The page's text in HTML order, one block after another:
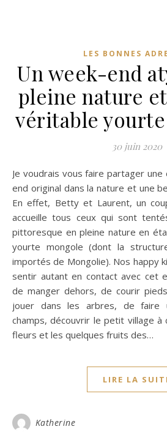
LES BONNES
Un week-end
pleine nature
véritable
30 juin 2020
Je voudrais vous faire partager une expérience d’un week-
end original dans la nature et une
En effet, Betty et Laurent, un
accueille tous ceux qui sont
pittoresque en pleine nature en
yourte mongole (dont la
importés de Mongolie). Nos happy
sentir autant en contact avec cet
de manger dehors, de courir
jouer dans les arbres, de faire
champs, découvrir le petit village
fleurs et les quelques fruits des…
LIRE LA
Katherine